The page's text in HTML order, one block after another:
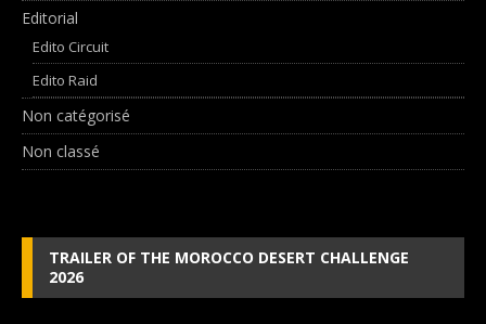
Editorial
Edito Circuit
Edito Raid
Non catégorisé
Non classé
TRAILER OF THE MOROCCO DESERT CHALLENGE
2026